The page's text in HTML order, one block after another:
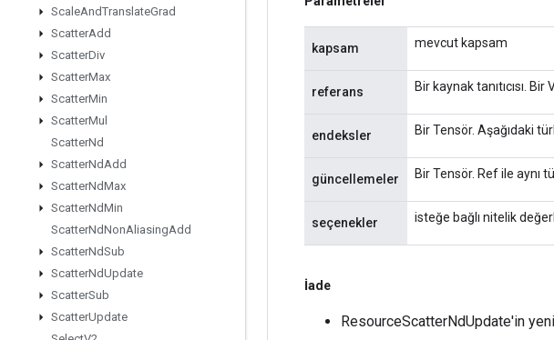
ScaleAndTranslateGrad
ScatterAdd
ScatterDiv
ScatterMax
ScatterMin
ScatterMul
ScatterNd
ScatterNdAdd
ScatterNdMax
ScatterNdMin
ScatterNdNonAliasingAdd
ScatterNdSub
ScatterNdUpdate
ScatterSub
ScatterUpdate
kapsam mevcut kapsam
referans Bir kaynak tanıtıcısı.
endeksler Bir Tensör. Aşağıdaki
güncellemeler Bir Tensör. Ref ile aynı
seçenekler isteğe bağlı nitelik
İade
ResourceScatterNdUpdate'in